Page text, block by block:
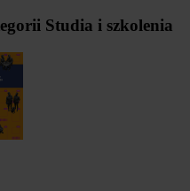
Studia i szkolenia